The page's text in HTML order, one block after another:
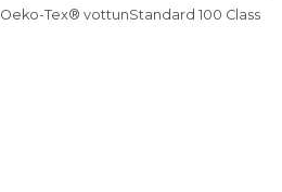
Oeko-Tex® vottunStandard 100 Class